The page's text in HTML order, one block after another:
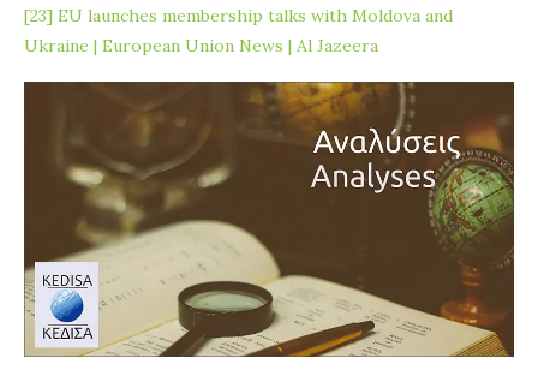
[23] EU launches membership talks with Moldova and
Ukraine | European Union News | Al Jazeera